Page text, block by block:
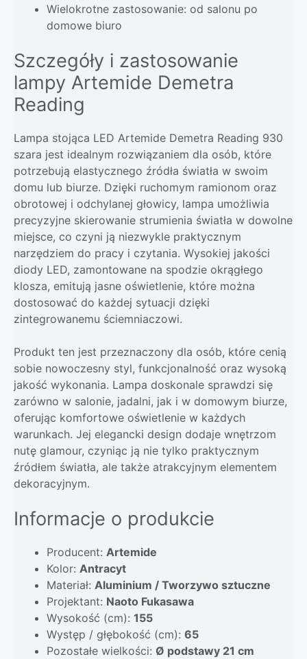
Wielokrotne zastosowanie: od salonu po
domowe biuro
Szczegóły i zastosowanie
lampy Artemide Demetra
Reading
Lampa stojąca LED Artemide Demetra Reading 930
szara jest idealnym rozwiązaniem dla osób, które
potrzebują elastycznego źródła światła w swoim
domu lub biurze. Dzięki ruchomym ramionom oraz
obrotowej i odchylanej głowicy, lampa umożliwia
precyzyjne skierowanie strumienia światła w dowolne
miejsce, co czyni ją niezwykle praktycznym
narzędziem do pracy i czytania. Wysokiej jakości
diody LED, zamontowane na spodzie okrągłego
klosza, emitują jasne oświetlenie, które można
dostosować do każdej sytuacji dzięki
zintegrowanemu ściemniaczowi.
Produkt ten jest przeznaczony dla osób, które cenią
sobie nowoczesny styl, funkcjonalność oraz wysoką
jakość wykonania. Lampa doskonale sprawdzi się
zarówno w salonie, jadalni, jak i w domowym biurze,
oferując komfortowe oświetlenie w każdych
warunkach. Jej elegancki design dodaje wnętrzom
nutę glamour, czyniąc ją nie tylko praktycznym
źródłem światła, ale także atrakcyjnym elementem
dekoracyjnym.
Informacje o produkcie
Producent: Artemide
Kolor: Antracyt
Materiał: Aluminium / Tworzywo sztuczne
Projektant: Naoto Fukasawa
Wysokość (cm): 155
Występ / głębokość (cm): 65
Pozostałe wielkości: Ø podstawy 21 cm